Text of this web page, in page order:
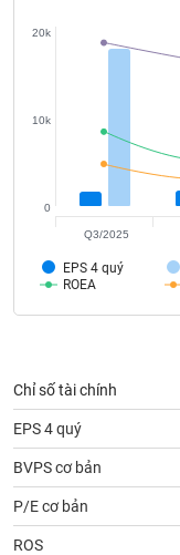
EPS 4 quý
ROEA
0
10k
20k
Q3/2025
Chỉ số tài chính
EPS 4 quý
BVPS cơ bản
P/E cơ bản
ROS